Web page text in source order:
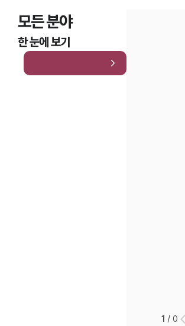
모든 분야
한 눈에 보기
1 /0